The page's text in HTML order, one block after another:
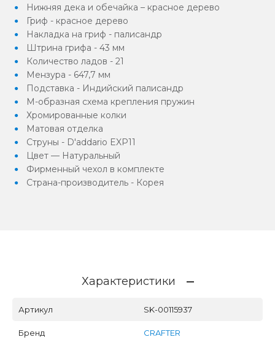
Нижняя дека и обечайка – красное дерево
Гриф - красное дерево
Накладка на гриф - палисандр
Штрина грифа - 43 мм
Количество ладов - 21
Мензура - 647,7 мм
Подставка - Индийский палисандр
M-образная схема крепления пружин
Хромированные колки
Матовая отделка
Струны - D'addario EXP11
Цвет — Натуральный
Фирменный чехол в комплекте
Страна-производитель - Корея
Характеристики
Артикул SK-00115937
Бренд CRAFTER